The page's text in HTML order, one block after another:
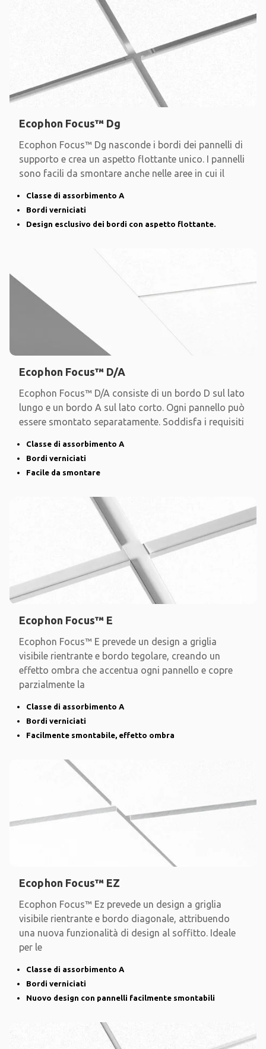
Ecophon Focus™ Dg
Ecophon Focus™ Dg nasconde i bordi dei pannelli di
supporto e crea un aspetto flottante unico. I pannelli
sono facili da smontare anche nelle aree in cui il
Classe di assorbimento A
Bordi verniciati
Design esclusivo dei bordi con aspetto flottante.
Ecophon Focus™ D/A
Ecophon Focus™ D/A consiste di un bordo D sul lato
lungo e un bordo A sul lato corto. Ogni pannello può
essere smontato separatamente. Soddisfa i requisiti
Classe di assorbimento A
Bordi verniciati
Facile da smontare
Ecophon Focus™ E
Ecophon Focus™ E prevede un design a griglia
visibile rientrante e bordo tegolare, creando un
effetto ombra che accentua ogni pannello e copre
parzialmente la
Classe di assorbimento A
Bordi verniciati
Facilmente smontabile, effetto ombra
Ecophon Focus™ EZ
Ecophon Focus™ Ez prevede un design a griglia
visibile rientrante e bordo diagonale, attribuendo
una nuova funzionalità di design al soffitto. Ideale
per le
Classe di assorbimento A
Bordi verniciati
Nuovo design con pannelli facilmente smontabili